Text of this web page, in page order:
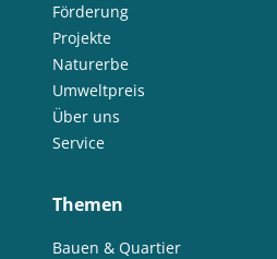
Förderung
Projekte
Naturerbe
Umweltpreis
Über uns
Service
Themen
Bauen & Quartier